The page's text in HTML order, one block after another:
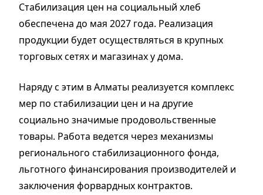
Стабилизация цен на социальный хлеб
обеспечена до мая 2027 года. Реализация
продукции будет осуществляться в крупных
торговых сетях и магазинах у дома.
Наряду с этим в Алматы реализуется комплекс
мер по стабилизации цен и на другие
социально значимые продовольственные
товары. Работа ведется через механизмы
регионального стабилизационного фонда,
льготного финансирования производителей и
заключения форвардных контрактов.